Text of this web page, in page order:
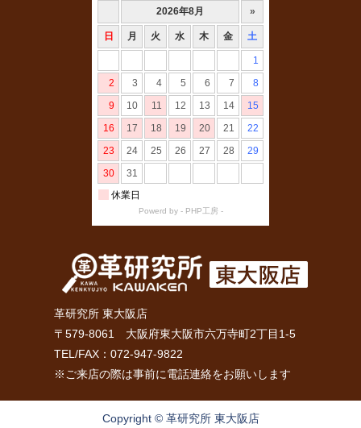
革研究所 東大阪店
〒579-8061 大阪府東大阪市六万寺町2丁目1-5
TEL/FAX：072-947-9822
※ご来店の際は事前に電話連絡をお願いします
Copyright © 革研究所 東大阪店